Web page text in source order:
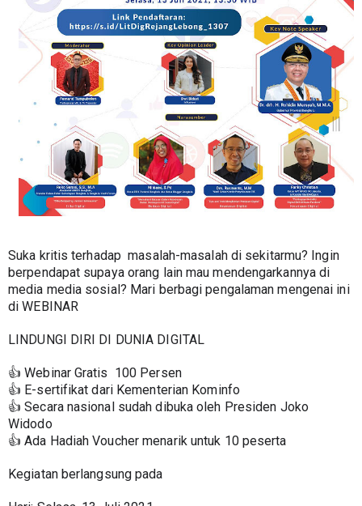
Suka kritis terhadap  masalah-masalah di sekitarmu? Ingin
berpendapat supaya orang lain mau mendengarkannya di
media media sosial? Mari berbagi pengalaman mengenai ini
di WEBINAR
LINDUNGI DIRI DI DUNIA DIGITAL
👍 Webinar Gratis  100 Persen
👍 E-sertifikat dari Kementerian Kominfo
👍 Secara nasional sudah dibuka oleh Presiden Joko
Widodo
👍 Ada Hadiah Voucher menarik untuk 10 peserta
Kegiatan berlangsung pada